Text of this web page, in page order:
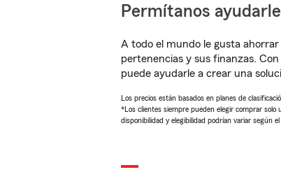
Permítanos
A todo el mundo le gusta
pertenencias y sus finanzas.
puede ayudarle a crear una
Los precios están basados en planes de
*Los clientes siempre pueden elegir comprar solo
disponibilidad y elegibilidad podrían variar según el